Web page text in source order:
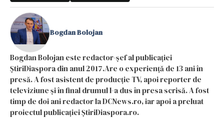
Bogdan Bolojan
Bogdan Bolojan este redactor-șef al publicației
ȘtiriDiaspora din anul 2017.Are o experiență de 13 ani în
presă. A fost asistent de producție TV, apoi reporter de
televiziune și în final drumul l-a dus în presa scrisă. A fost
timp de doi ani redactor la DCNews.ro, iar apoi a preluat
proiectul publicației ȘtiriDiaspora.ro.